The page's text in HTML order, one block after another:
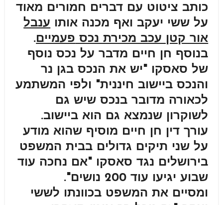
כותב ציטוט עם דברים חמורים מאוד
על ששי יעקב ואף מכנה אותו ענבל
אור קטן עכב מכירת נכס פעמיים.
בנוסף חן חיים מדבר על נכס נוסף
של סאסקו "יש את הנכס בגן נר
והנכס ביישוב חיננית" ולפי המשתמע
לכאורה מדובר בנכס שיש גם
לשוקרון שנמצא גם הוא ביישוב.
עורך דין חן חיים מוסיף שהוא מודע
על שני תיקים גדולים בבית המשפט
בירושלים נגד סאסקו "אם נחכה עוד
שבוע יגיעו עוד 200 נושים".
ומסיים את המשפט בכוונתו לששי